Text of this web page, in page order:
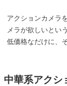
アクションカメラ
メラが欲しいとい
低価格なだけに、
中華系アクシ